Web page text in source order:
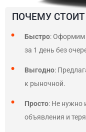
ПОЧЕМУ СТОИТ
Быстро: Оформим
за 1 день без
Выгодно:
к рыночной.
Просто: Не нужно
объявления и